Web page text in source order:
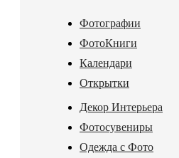
Фотографии
ФотоКниги
Календари
Открытки
Декор Интерьера
Фотосувениры
Одежда с Фото